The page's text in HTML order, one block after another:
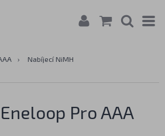
› Nabíjecí NiMH
Pro AAA